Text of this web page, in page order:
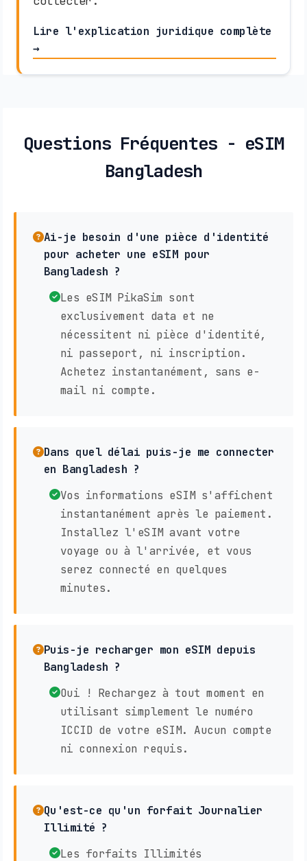
Lire l'explication juridique complète
→
Questions Fréquentes - eSIM
Bangladesh
Ai-je besoin d'une pièce d'identité
pour acheter une eSIM pour
Bangladesh ?
Les eSIM PikaSim sont
exclusivement data et ne
nécessitent ni pièce d'identité,
ni passeport, ni inscription.
Achetez instantanément, sans e-
mail ni compte.
Dans quel délai puis-je me connecter
en Bangladesh ?
Vos informations eSIM s'affichent
instantanément après le paiement.
Installez l'eSIM avant votre
voyage ou à l'arrivée, et vous
serez connecté en quelques
minutes.
Puis-je recharger mon eSIM depuis
Bangladesh ?
Oui ! Rechargez à tout moment en
utilisant simplement le numéro
ICCID de votre eSIM. Aucun compte
ni connexion requis.
Qu'est-ce qu'un forfait Journalier
Illimité ?
Les forfaits Illimités